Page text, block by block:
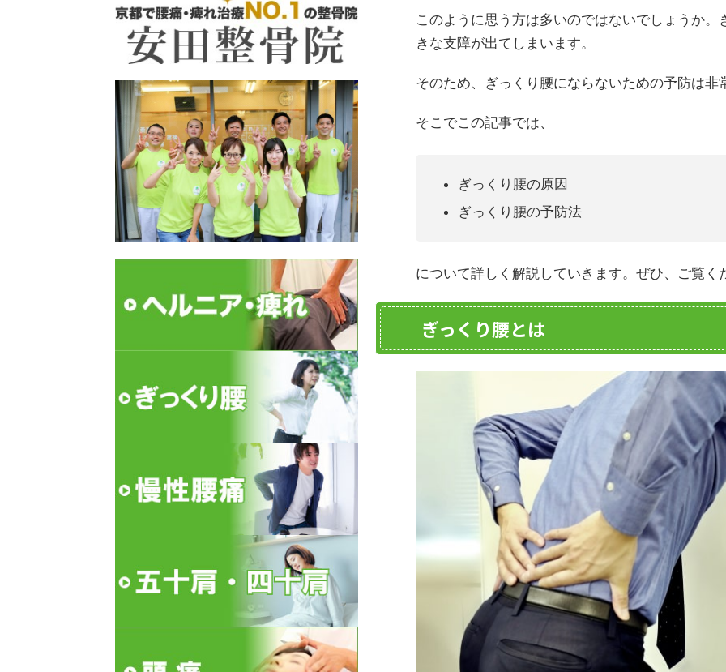
このように思う方は多いのではないでしょうか
きな支障が出てしまいます。
そのため、ぎっくり腰にならないための予防は非
そこでこの記事では、
ぎっくり腰の原因
ぎっくり腰の予防法
について詳しく解説していきます。ぜひ、ご覧く
ぎっくり腰とは